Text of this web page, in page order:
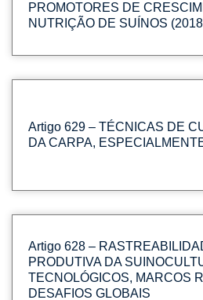
PROMOTORES DE
NUTRIÇÃO DE SUÍNOS
Artigo 629 – TÉCNICAS DE
DA CARPA,
Artigo 628 –
PRODUTIVA DA
TECNOLÓGICOS, MARCOS
DESAFIOS GLOBAIS